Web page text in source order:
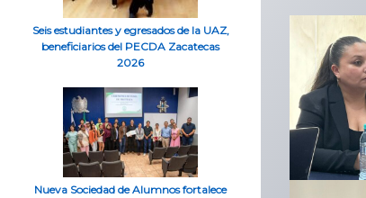
Seis estudiantes y egresados de la UAZ,
beneficiarios del PECDA Zacatecas
2026
Nueva Sociedad de Alumnos fortalece